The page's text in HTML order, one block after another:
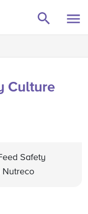
Culture
Safety
Nutreco